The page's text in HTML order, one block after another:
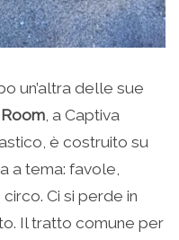
un’altra delle sue
, a Captiva
è costruito su
a tema: favole,
Ci si perde in
Il tratto comune per